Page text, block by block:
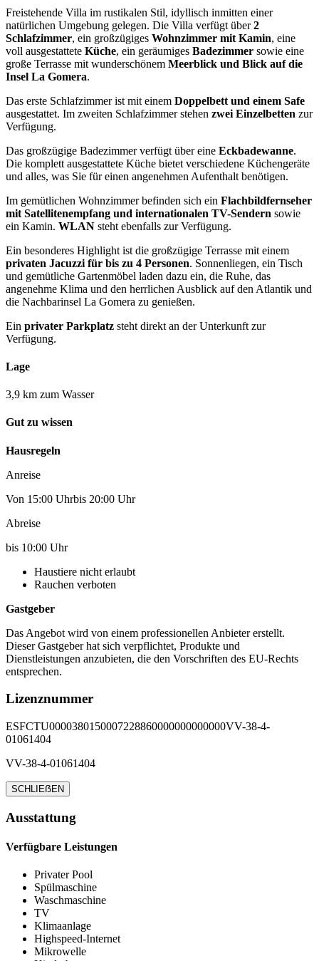
Freistehende Villa im rustikalen Stil, idyllisch inmitten einer
natürlichen Umgebung gelegen. Die Villa verfügt über2
Schlafzimmer, ein großzügiges Wohnzimmer mit Kamin, eine
voll ausgestattete Küche, ein geräumiges Badezimmer sowie eine
große Terrasse mit wunderschönem Meerblick und Blick auf die
Insel La Gomera.
Das erste Schlafzimmer ist mit einem Doppelbett und einem Safe
ausgestattet. Im zweiten Schlafzimmer stehen zwei Einzelbetten zur
Verfügung.
Das großzügige Badezimmer verfügt über eine Eckbadewanne.
Die komplett ausgestattete Küche bietet verschiedene Küchengeräte
und alles, was Sie für einen angenehmen Aufenthalt benötigen.
Im gemütlichen Wohnzimmer befinden sich ein Flachbildfernseher
mit Satellitenempfang und internationalen TV-Sendern sowie
ein Kamin. WLAN steht ebenfalls zur Verfügung.
Ein besonderes Highlight ist die großzügige Terrasse mit einem
privaten Jacuzzi für bis zu 4 Personen. Sonnenliegen, ein Tisch
und gemütliche Gartenmöbel laden dazu ein, die Ruhe, das
angenehme Klima und den herrlichen Ausblick auf den Atlantik und
die Nachbarinsel La Gomera zu genießen.
Ein privater Parkplatz steht direkt an der Unterkunft zur
Verfügung.
Lage
3,9 km zum Wasser
Gut zu wissen
Hausregeln
Anreise
Von 15:00 Uhrbis 20:00 Uhr
Abreise
bis 10:00 Uhr
Haustiere nicht erlaubt
Rauchen verboten
Gastgeber
Das Angebot wird von einem professionellen Anbieter erstellt.
Dieser Gastgeber hat sich verpflichtet, Produkte und
Dienstleistungen anzubieten, die den Vorschriften des EU-Rechts
entsprechen.
Lizenznummer
ESFCTU0000380150007228860000000000000VV-38-4-
01061404
VV-38-4-01061404
SCHLIEẞEN
Ausstattung
Verfügbare Leistungen
Privater Pool
Spülmaschine
Waschmaschine
TV
Klimaanlage
Highspeed-Internet
Mikrowelle